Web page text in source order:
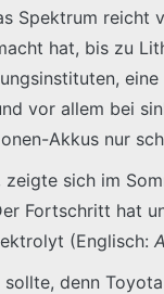
Spektrum reicht
hat, bis zu
vor allem bei
Akkus nur
sich im
Fortschritt hat
(Englisch:
denn